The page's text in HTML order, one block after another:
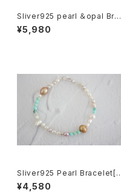
Sliver925 pearl ＆opal Brac
elet[kgf5589]
¥5,980
Sliver925 Pearl Bracelet[k
gf5583]
¥4,580